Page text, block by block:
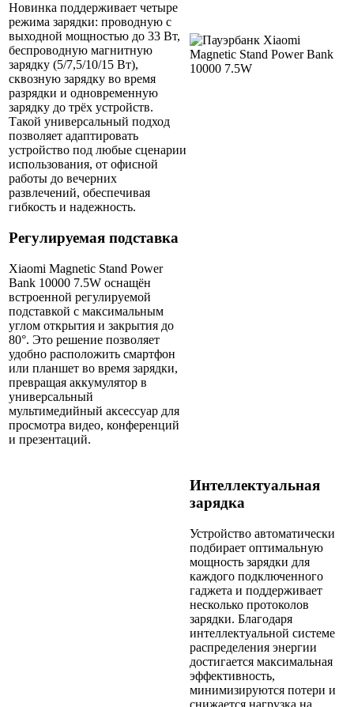
Новинка поддерживает четыре
режима зарядки: проводную с
выходной мощностью до 33 Вт,
беспроводную магнитную
зарядку (5/7,5/10/15 Вт),
сквозную зарядку во время
разрядки и одновременную
зарядку до трёх устройств.
Такой универсальный подход
позволяет адаптировать
устройство под любые сценарии
использования, от офисной
работы до вечерних
развлечений, обеспечивая
гибкость и надежность.
Регулируемая подставка
Xiaomi Magnetic Stand Power
Bank 10000 7.5W оснащён
встроенной регулируемой
подставкой с максимальным
углом открытия и закрытия до
80°. Это решение позволяет
удобно расположить смартфон
или планшет во время зарядки,
превращая аккумулятор в
универсальный
мультимедийный аксессуар для
просмотра видео, конференций
и презентаций.
Интеллектуальная
зарядка
Устройство автоматически
подбирает оптимальную
мощность зарядки для
каждого подключенного
гаджета и поддерживает
несколько протоколов
зарядки. Благодаря
интеллектуальной системе
распределения энергии
достигается максимальная
эффективность,
минимизируются потери и
снижается нагрузка на